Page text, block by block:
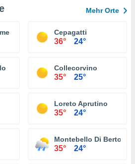
Mehr Orte
Cepagatti
36° 24°
Collecorvino
35° 25°
Loreto Aprutino
35° 24°
Montebello Di Bertona
35° 24°